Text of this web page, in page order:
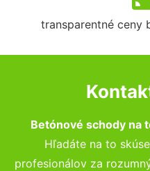
transparentné ceny
Betónové schody na
Hľadáte na to
profesionálov za